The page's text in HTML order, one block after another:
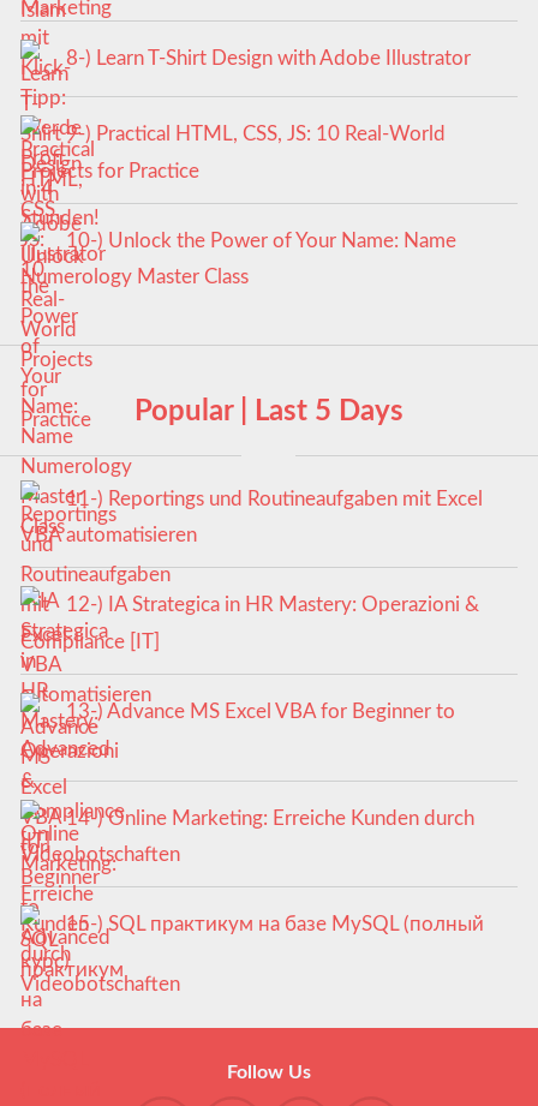
8-) Learn T-Shirt Design with Adobe Illustrator
9-) Practical HTML, CSS, JS: 10 Real-World
Projects for Practice
10-) Unlock the Power of Your Name: Name
Numerology Master Class
Popular | Last 5 Days
11-) Reportings und Routineaufgaben mit Excel
VBA automatisieren
12-) IA Strategica in HR Mastery: Operazioni &
Compliance [IT]
13-) Advance MS Excel VBA for Beginner to
Advanced
14-) Online Marketing: Erreiche Kunden durch
Videobotschaften
15-) SQL практикум на базе MySQL (полный
курс)
Follow Us